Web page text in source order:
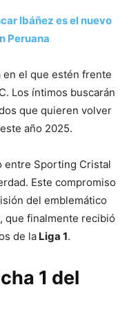
Ibáñez es el nuevo
Peruana
en el que estén frente
Los íntimos buscarán
que quieren volver
año 2025.
entre Sporting Cristal
Este compromiso
del emblemático
que finalmente recibió
de la Liga 1.
1 del